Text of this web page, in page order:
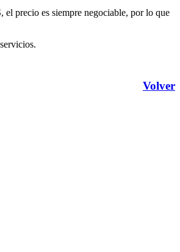
precio es siempre negociable, por lo que
Volver